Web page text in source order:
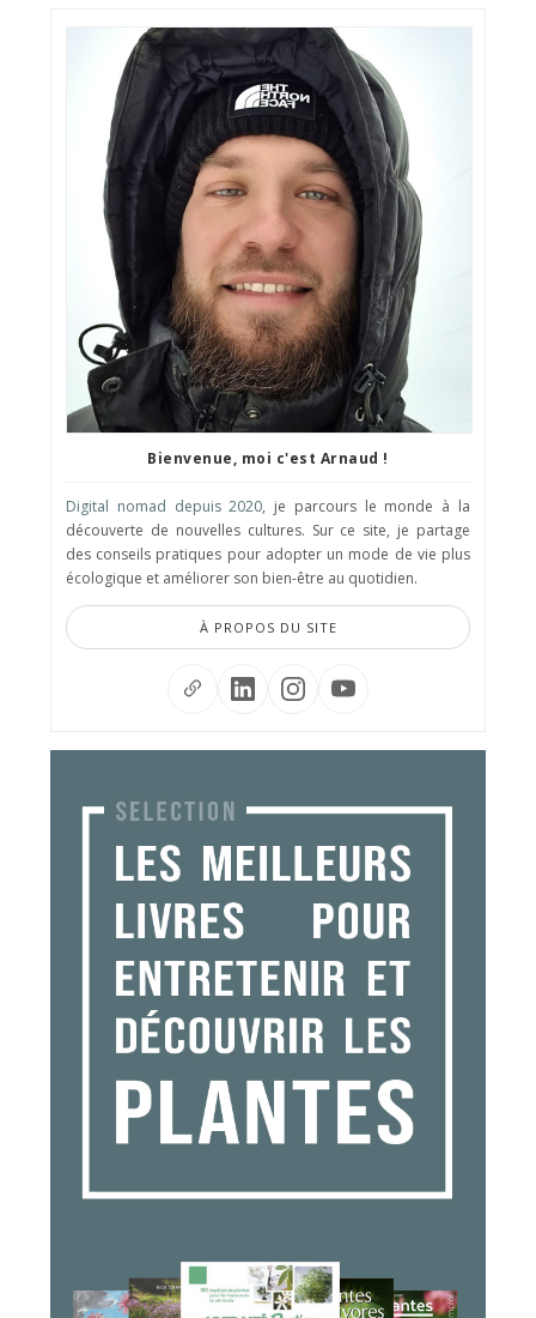
Bienvenue, moi c'est Arnaud !
Digital nomad depuis 2020, je parcours le monde à la
découverte de nouvelles cultures. Sur ce site, je partage
des conseils pratiques pour adopter un mode de vie plus
écologique et améliorer son bien-être au quotidien.
À PROPOS DU SITE